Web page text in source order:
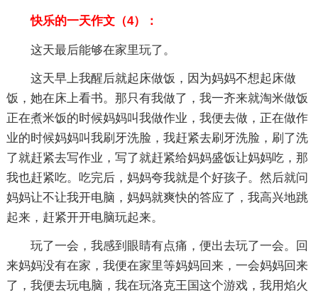
快乐的一天作文（4）：
这天最后能够在家里玩了。
这天早上我醒后就起床做饭，因为妈妈不想起床做
饭，她在床上看书。那只有我做了，我一齐来就淘米做饭
正在煮米饭的时候妈妈叫我做作业，我便去做，正在做作
业的时候妈妈叫我刷牙洗脸，我赶紧去刷牙洗脸，刷了洗
了就赶紧去写作业，写了就赶紧给妈妈盛饭让妈妈吃，那
我也赶紧吃。吃完后，妈妈夸我就是个好孩子。然后就问
妈妈让不让我开电脑，妈妈就爽快的答应了，我高兴地跳
起来，赶紧开开电脑玩起来。
玩了一会，我感到眼睛有点痛，便出去玩了一会。回
来妈妈没有在家，我便在家里等妈妈回来，一会妈妈回来
了，我便去玩电脑，我在玩洛克王国这个游戏，我用焰火